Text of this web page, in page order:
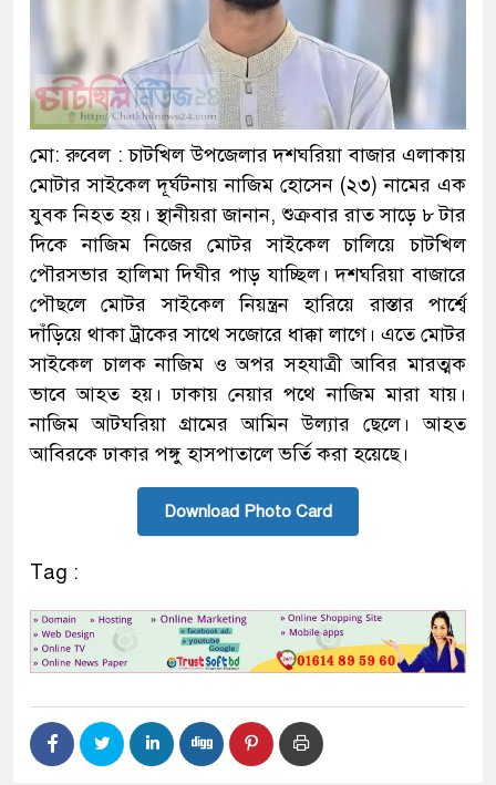
মো: রুবেল : চাটখিল উপজেলার দশঘরিয়া বাজার এলাকায়
মোটার সাইকেল দূর্ঘটনায় নাজিম হোসেন (২৩) নামের এক
যুবক নিহত হয়। স্থানীয়রা জানান, শুক্রবার রাত সাড়ে ৮ টার
দিকে নাজিম নিজের মোটর সাইকেল চালিয়ে চাটখিল
পৌরসভার হালিমা দিঘীর পাড় যাচ্ছিল। দশঘরিয়া বাজারে
পৌছলে মোটর সাইকেল নিয়ন্ত্রন হারিয়ে রাস্তার পার্শ্বে
দাঁড়িয়ে থাকা ট্রাকের সাথে সজোরে ধাক্কা লাগে। এতে মোটর
সাইকেল চালক নাজিম ও অপর সহযাত্রী আবির মারত্মক
ভাবে আহত হয়। ঢাকায় নেয়ার পথে নাজিম মারা যায়।
নাজিম আটঘরিয়া গ্রামের আমিন উল্যার ছেলে। আহত
আবিরকে ঢাকার পঙ্গু হাসপাতালে ভর্তি করা হয়েছে।
Download Photo Card
Tag :